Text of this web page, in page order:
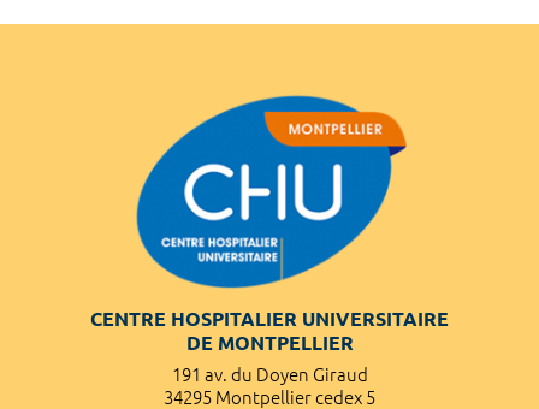
CENTRE HOSPITALIER UNIVERSITAIRE
DE MONTPELLIER
191 av. du Doyen Giraud
34295 Montpellier cedex 5